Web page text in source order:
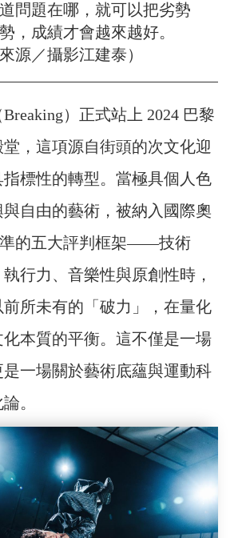
問題在哪，就可以把劣勢
，成績才會越來越好。
源／攝影江建泰）
）正式站上 2024 巴黎
，這項源自街頭的次文化迎
標性的轉型。當極具個人色
自由的藝術，被納入國際奧
的五大評判框架——技術
行力、音樂性與原創性時，
所未有的「破力」，在量化
本質的平衡。這不僅是一場
一場關於藝術底蘊與運動科
。